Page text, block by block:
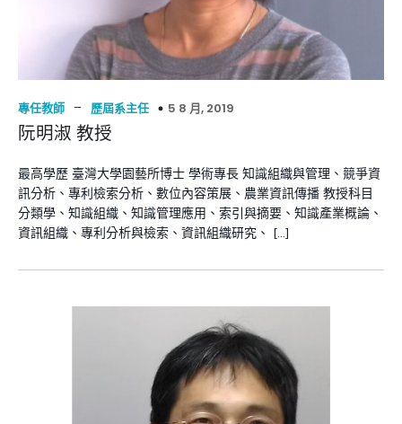
專任教師 – 歷屆系主任 5 8 月, 2019
阮明淑 教授
最高學歷 臺灣大學園藝所博士 學術專長 知識組織與管理、競爭資
訊分析、專利檢索分析、數位內容策展、農業資訊傳播 教授科目
分類學、知識組織、知識管理應用、索引與摘要、知識產業概論、
資訊組織、專利分析與檢索、資訊組織研究、 […]